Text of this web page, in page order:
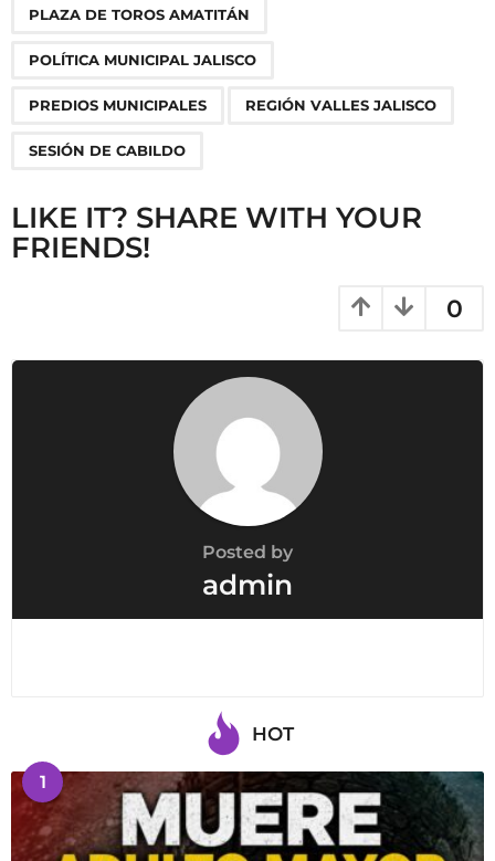
PLAZA DE TOROS AMATITÁN
POLÍTICA MUNICIPAL JALISCO
PREDIOS MUNICIPALES REGIÓN VALLES JALISCO
SESIÓN DE CABILDO
LIKE IT? SHARE WITH YOUR
FRIENDS!
0
Posted by
admin
HOT
1